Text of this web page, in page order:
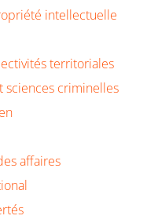
intellectuelle
territoriales
sciences criminelles
affaires